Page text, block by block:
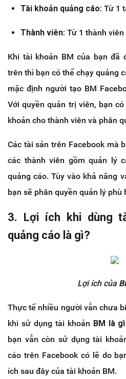
Tài khoản quảng cáo: Từ 1
Thành viên: Từ 1 thành
Khi tài khoản BM của bạn đã
trên thì bạn có thể chạy quảng
mặc định người tạo BM
Với quyền quản trị viên, bạn
khoản cho thành viên và phân
Các tài sản trên Facebook mà
các thành viên gồm quản lý
quảng cáo. Tùy vào khả năng
bạn sẽ phân quyền quản lý phù
3. Lợi ích khi dùng
quảng cáo là gì?
Lợi ích của
Thực tế nhiều người vẫn chưa
khi sử dụng tài khoản BM là gì
bạn vẫn còn sử dụng tài
cáo trên Facebook có lẽ do
ích sau đây của tài khoản BM.